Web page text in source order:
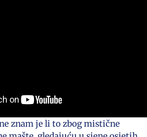
znam je li to zbog mistične